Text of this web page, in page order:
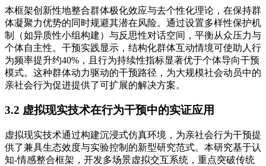
本框架创新性地整合群体极化效应与去个性化理论，在保持群
体凝聚力优势的同时规避其潜在风险。通过设置多样性保护机
制（如异质性小组构建）与反思性对话空间，平衡从众压力与
个体自主性。干预实践显示，结构化群体互动情境可使助人行
为频率提升约40%，且行为持续性指标显著优于个体导向干预
模式。这种群体动力驱动的干预路径，为大规模社会动员中的
亲社会行为促进提供了可扩展的解决方案。
3.2 虚拟现实技术在行为干预中的实证应用
虚拟现实技术通过构建沉浸式仿真环境，为亲社会行为干预提
供了兼具生态效度与实验控制的新型研究范式。本研究基于认
知-情感整合框架，开发多场景虚拟交互系统，重点突破传统